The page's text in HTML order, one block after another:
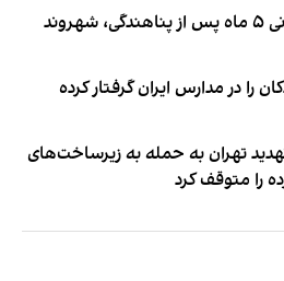
دو فوتبالیست زن ایرانی ۵ ماه پس از پناهندگی، شهروند
را در مدارس ایران گرفتار کرده
تهران به حمله به زیرساخت‌های
را متوقف کرد